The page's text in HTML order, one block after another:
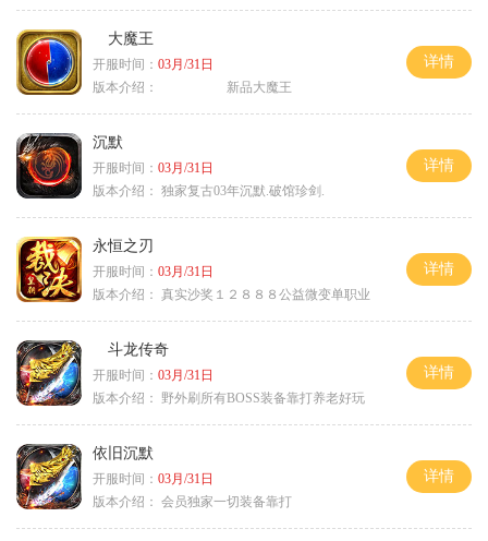
大魔王
开服时间： 03月/31日
版本介绍：
新品大魔王
详情
沉默
开服时间： 03月/31日
版本介绍： 独家复古03年沉默.破馆珍剑.
详情
永恒之刃
开服时间： 03月/31日
版本介绍： 真实沙奖１２８８８公益微变单职业
详情
斗龙传奇
开服时间： 03月/31日
版本介绍：
野外刷所有BOSS装备靠打养老好玩
详情
依旧沉默
开服时间： 03月/31日
版本介绍： 会员独家一切装备靠打
详情